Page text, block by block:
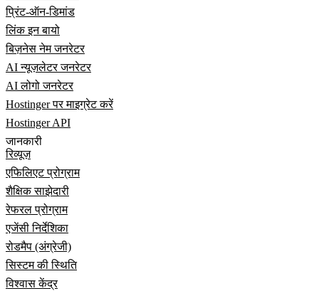
प्रिंट-ऑन-डिमांड
लिंक इन बायो
बिज़नेस नेम जनरेटर
AI न्यूज़लेटर जनरेटर
AI लोगो जनरेटर
Hostinger पर माइग्रेट करें
Hostinger API
जानकारी
रिव्यूज़
एफिलिएट प्रोग्राम
शैक्षिक साझेदारी
रेफरल प्रोग्राम
एजेंसी निर्देशिका
रोडमैप (अंग्रेजी)
सिस्टम की स्थिति
विश्वास केंद्र